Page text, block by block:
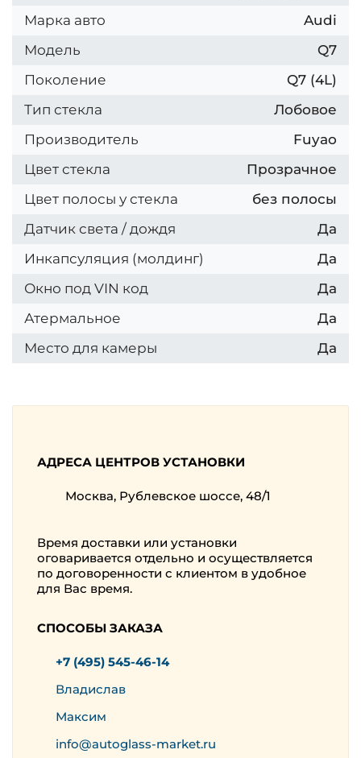
Марка авто
Audi
Модель
Q7
Поколение
Q7 (4L)
Тип стекла
Лобовое
Производитель
Fuyao
Цвет стекла
Прозрачное
Цвет полосы у стекла
без полосы
Датчик света / дождя
Да
Инкапсуляция (молдинг)
Да
Окно под VIN код
Да
Атермальное
Да
Место для камеры
Да
АДРЕСА ЦЕНТРОВ УСТАНОВКИ
Москва, Рублевское шоссе, 48/1
Время доставки или установки
оговаривается отдельно и осуществляется
по договоренности с клиентом в удобное
для Вас время.
СПОСОБЫ ЗАКАЗА
+7 (495) 545-46-14
Владислав
Максим
info@autoglass-market.ru